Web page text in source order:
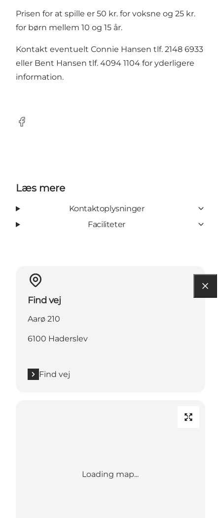
Prisen for at spille er 50 kr. for voksne og 25 kr.
for børn mellem 10 og 15 år.
Kontakt eventuelt Connie Hansen tlf. 2148 6933
eller Bent Hansen tlf. 4094 1104 for yderligere
information.
Facebook
Læs mere
Kontaktoplysninger
Faciliteter
Find vej
Aarø 210
6100 Haderslev
Find vej
Loading map...